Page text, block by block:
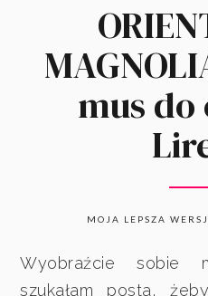
mus do
MOJA LEPSZA
Wyobraźcie sobie
szukałam posta,